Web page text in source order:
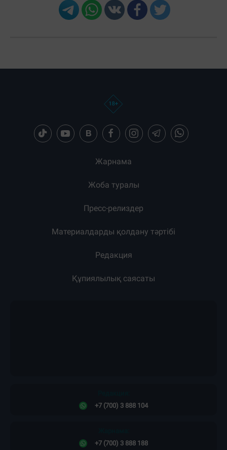
Жарнама
Жоба туралы
Пресс-релиздер
Материалдарды қолдану тәртібі
Редакция
Құпиялылық саясаты
+7 (700) 3 888 104
+7 (700) 3 888 188